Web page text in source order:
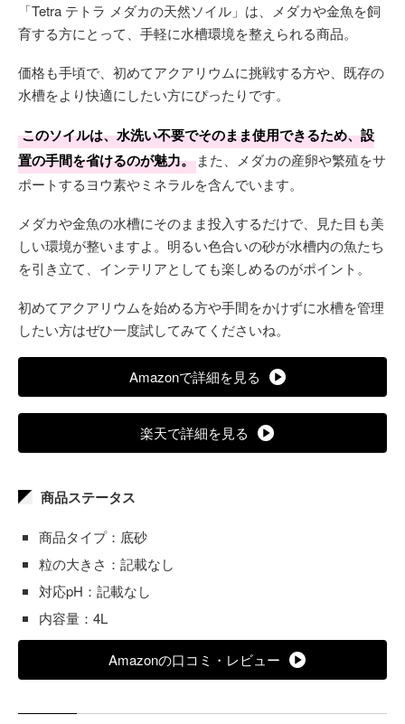
「Tetra テトラ メダカの天然ソイル」は、メダカや金魚を飼
育する方にとって、手軽に水槽環境を整えられる商品。
価格も手頃で、初めてアクアリウムに挑戦する方や、既存の
水槽をより快適にしたい方にぴったりです。
このソイルは、水洗い不要でそのまま使用できるため、設
置の手間を省けるのが魅力。 また、メダカの産卵や繁殖をサ
ポートするヨウ素やミネラルを含んでいます。
メダカや金魚の水槽にそのまま投入するだけで、見た目も美
しい環境が整いますよ。明るい色合いの砂が水槽内の魚たち
を引き立て、インテリアとしても楽しめるのがポイント。
初めてアクアリウムを始める方や手間をかけずに水槽を管理
したい方はぜひ一度試してみてくださいね。
Amazonで詳細を見る
楽天で詳細を見る
商品ステータス
商品タイプ：底砂
粒の大きさ：記載なし
対応pH：記載なし
内容量：4L
Amazonの口コミ・レビュー